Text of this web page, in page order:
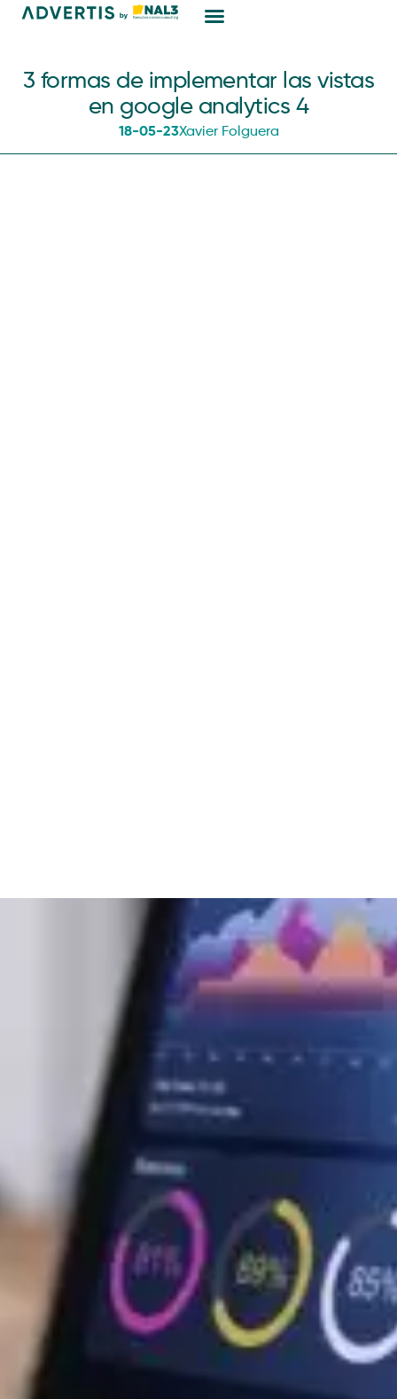
3 formas de implementar las vistas
en google analytics 4
18-05-23Xavier Folguera